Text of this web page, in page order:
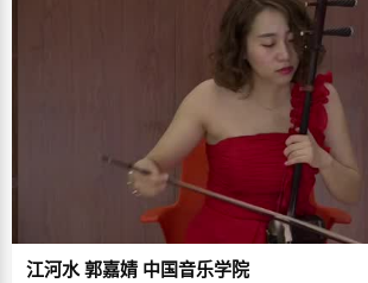
江河水 郭嘉婧 中国音乐学院